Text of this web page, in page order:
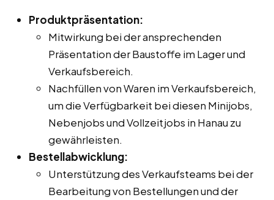
Produktpräsentation:
Mitwirkung bei der ansprechenden
Präsentation der Baustoffe im Lager und
Verkaufsbereich.
Nachfüllen von Waren im Verkaufsbereich,
um die Verfügbarkeit bei diesen Minijobs,
Nebenjobs und Vollzeitjobs in Hanau zu
gewährleisten.
Bestellabwicklung:
Unterstützung des Verkaufsteams bei der
Bearbeitung von Bestellungen und der